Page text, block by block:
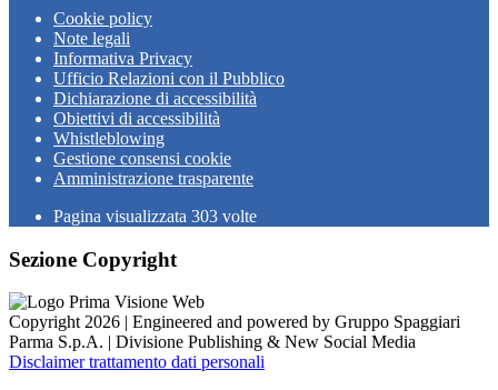
Cookie policy
Note legali
Informativa Privacy
Ufficio Relazioni con il Pubblico
Dichiarazione di accessibilità
Obiettivi di accessibilità
Whistleblowing
Gestione consensi cookie
Amministrazione trasparente
Pagina visualizzata 303 volte
Sezione Copyright
Copyright 2026 | Engineered and powered by Gruppo Spaggiari
Parma S.p.A. | Divisione Publishing & New Social Media
Disclaimer trattamento dati personali